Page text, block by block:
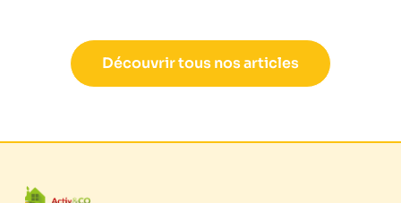
Découvrir tous nos articles